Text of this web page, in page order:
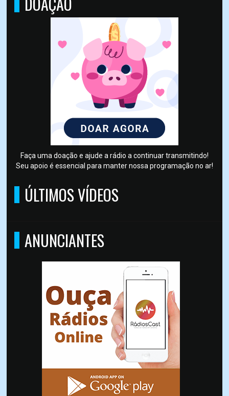
Faça uma doação e ajude a rádio a continuar transmitindo!
Seu apoio é essencial para manter nossa programação no ar!
ÚLTIMOS VÍDEOS
ANUNCIANTES